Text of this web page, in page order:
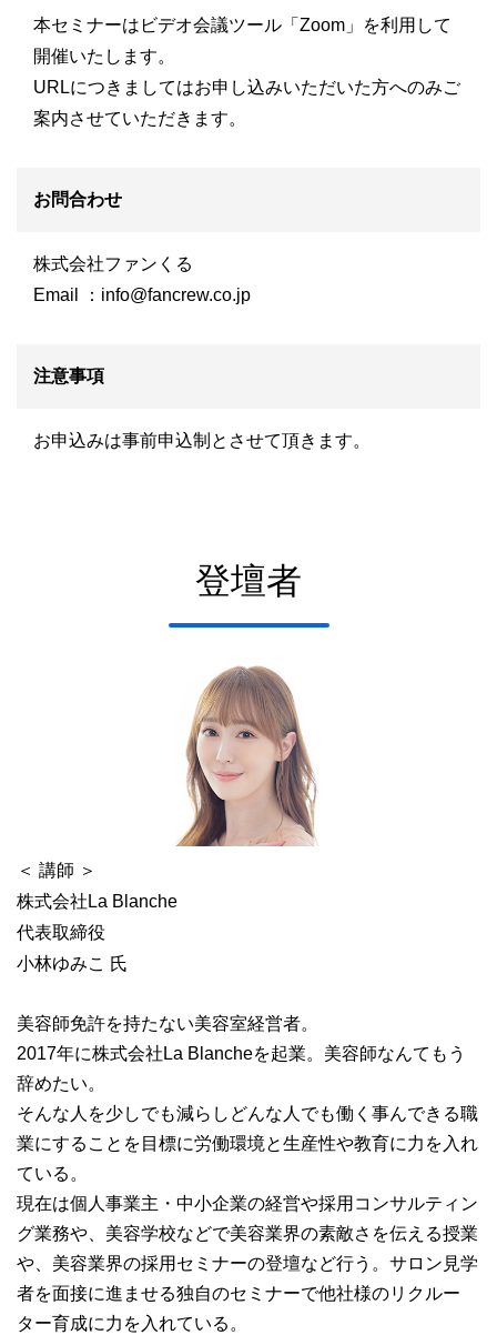
本セミナーはビデオ会議ツール「Zoom」を利用して
開催いたします。
URLにつきましてはお申し込みいただいた方へのみご
案内させていただきます。
お問合わせ
株式会社ファンくる
Email ： info@fancrew.co.jp
注意事項
お申込みは事前申込制とさせて頂きます。
登壇者
＜ 講師 ＞
株式会社La Blanche
代表取締役
小林ゆみこ 氏
美容師免許を持たない美容室経営者。
2017年に株式会社La Blancheを起業。美容師なんてもう
辞めたい。
そんな人を少しでも減らしどんな人でも働く事んできる職
業にすることを目標に労働環境と生産性や教育に力を入れ
ている。
現在は個人事業主・中小企業の経営や採用コンサルティン
グ業務や、美容学校などで美容業界の素敵さを伝える授業
や、美容業界の採用セミナーの登壇など行う。サロン見学
者を面接に進ませる独自のセミナーで他社様のリクルー
ター育成に力を入れている。